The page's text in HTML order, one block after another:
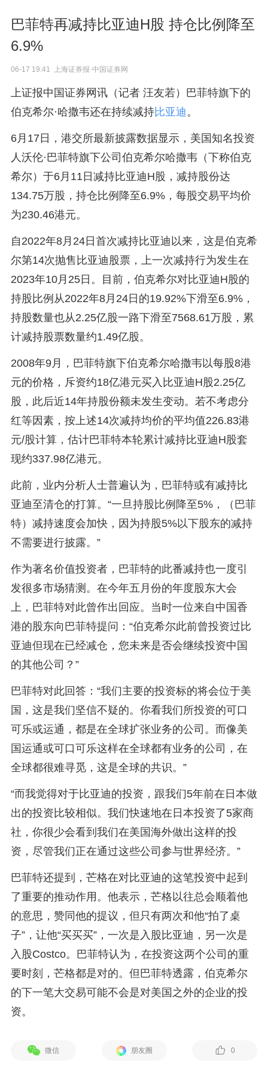
巴菲特再减持比亚迪H股 持仓比例降至
6.9%
06-17 19:41 上海证券报·中国证券网
上证报中国证券网讯（记者 汪友若）巴菲特旗下的
伯克希尔·哈撒韦还在持续减持比亚迪。
6月17日，港交所最新披露数据显示，美国知名投资
人沃伦·巴菲特旗下公司伯克希尔哈撒韦（下称伯克
希尔）于6月11日减持比亚迪H股，减持股份达
134.75万股，持仓比例降至6.9%，每股交易平均价
为230.46港元。
自2022年8月24日首次减持比亚迪以来，这是伯克希
尔第14次抛售比亚迪股票，上一次减持行为发生在
2023年10月25日。目前，伯克希尔对比亚迪H股的
持股比例从2022年8月24日的19.92%下滑至6.9%，
持股数量也从2.25亿股一路下滑至7568.61万股，累
计减持股票数量约1.49亿股。
2008年9月，巴菲特旗下伯克希尔哈撒韦以每股8港
元的价格，斥资约18亿港元买入比亚迪H股2.25亿
股，此后近14年持股份额未发生变动。若不考虑分
红等因素，按上述14次减持均价的平均值226.83港
元/股计算，估计巴菲特本轮累计减持比亚迪H股套
现约337.98亿港元。
此前，业内分析人士普遍认为，巴菲特或有减持比
亚迪至清仓的打算。“一旦持股比例降至5%，（巴菲
特）减持速度会加快，因为持股5%以下股东的减持
不需要进行披露。”
作为著名价值投资者，巴菲特的此番减持也一度引
发很多市场猜测。在今年五月份的年度股东大会
上，巴菲特对此曾作出回应。当时一位来自中国香
港的股东向巴菲特提问：“伯克希尔此前曾投资过比
亚迪但现在已经减仓，您未来是否会继续投资中国
的其他公司？”
巴菲特对此回答：“我们主要的投资标的将会位于美
国，这是我们坚信不疑的。你看我们所投资的可口
可乐或运通，都是在全球扩张业务的公司。而像美
国运通或可口可乐这样在全球都有业务的公司，在
全球都很难寻觅，这是全球的共识。”
“而我觉得对于比亚迪的投资，跟我们5年前在日本做
出的投资比较相似。我们快速地在日本投资了5家商
社，你很少会看到我们在美国海外做出这样的投
资，尽管我们正在通过这些公司参与世界经济。”
巴菲特还提到，芒格在对比亚迪的这笔投资中起到
了重要的推动作用。他表示，芒格以往总会顺着他
的意思，赞同他的提议，但只有两次和他“拍了桌
子”，让他“买买买”，一次是入股比亚迪，另一次是
入股Costco。巴菲特认为，在投资这两个公司的重
要时刻，芒格都是对的。但巴菲特透露，伯克希尔
的下一笔大交易可能不会是对美国之外的企业的投
资。
微信 朋友圈 0